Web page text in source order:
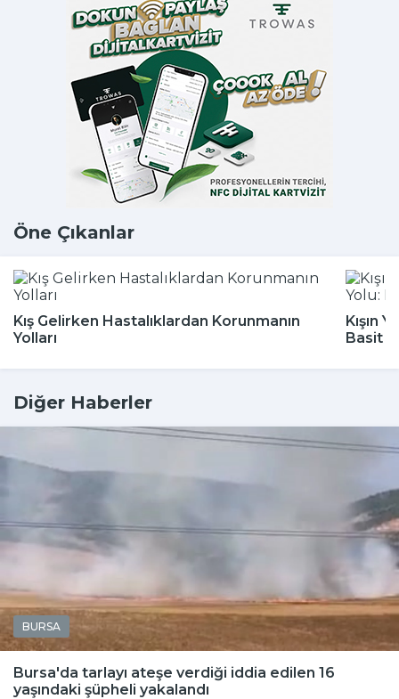
Öne Çıkanlar
Kış Gelirken Hastalıklardan Korunmanın
Yolları
Kışın
Basit
Diğer Haberler
BURSA
Bursa'da tarlayı ateşe verdiği iddia edilen 16
yaşındaki şüpheli yakalandı